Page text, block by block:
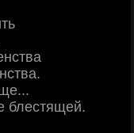
блестящей.